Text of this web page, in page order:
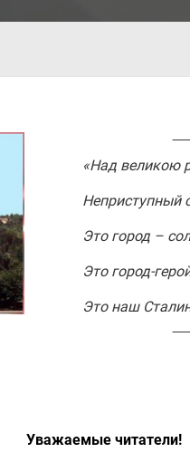
«Над великою
Неприступный
Это город –
Это город-
Это наш
Уважаемые читатели!